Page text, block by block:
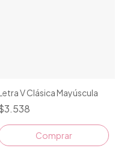
V Clásica Mayúscula
Comprar